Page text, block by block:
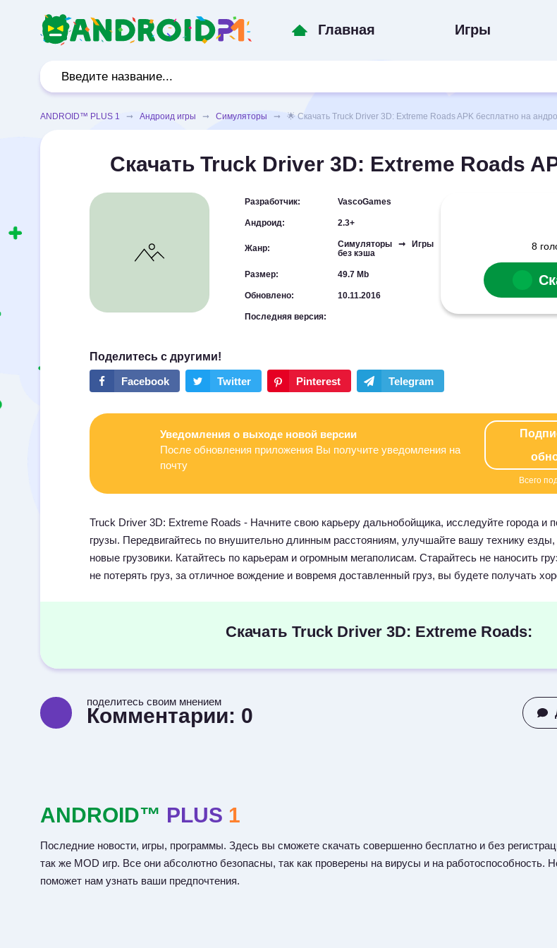
Главная Игры
ANDROID™ PLUS 1 ➞ Андроид игры ➞ Симуляторы ➞ 🌟 Скачать Truck Driver 3D: Extreme Roads APK бесплатно на
Скачать Truck Driver 3D: Extreme Roads
Разработчик: VascoGames
Андроид: 2.3+
Жанр:
Симуляторы ➞ Игры
без кэша
Размер: 49.7 Mb
Обновлено: 10.11.2016
Последняя версия:
8
Уведомления о выходе новой версии
После обновления приложения Вы получите уведомления на
почту
Всего
Truck Driver 3D: Extreme Roads - Начните свою карьеру дальнобойщика, исследуйте города и
грузы. Передвигайтесь по внушительно длинным расстояниям, улучшайте вашу технику езды,
новые грузовики. Катайтесь по карьерам и огромным мегаполисам. Старайтесь не наносить
не потерять груз, за отличное вождение и вовремя доставленный груз, вы будете получать
Скачать Truck Driver 3D: Extreme Roads:
поделитесь своим мнением
Комментарии: 0
ANDROID™ PLUS 1
Последние новости, игры, программы. Здесь вы сможете скачать совершенно бесплатно и без
так же MOD игр. Все они абсолютно безопасны, так как проверены на вирусы и на работоспособность.
поможет нам узнать ваши предпочтения.